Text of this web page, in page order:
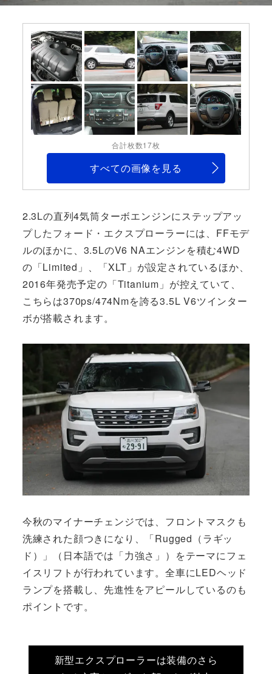
合計枚数17枚
すべての画像を見る
2.3Lの直列4気筒ターボエンジンにステップアッ
プしたフォード・エクスプローラーには、FFモデ
ルのほかに、3.5LのV6 NAエンジンを積む4WD
の「Limited」、「XLT」が設定されているほか、
2016年発売予定の「Titanium」が控えていて、
こちらは370ps/474Nmを誇る3.5L V6ツインター
ボが搭載されます。
今秋のマイナーチェンジでは、フロントマスクも
洗練された顔つきになり、「Rugged（ラギッ
ド）」（日本語では「力強さ」）をテーマにフェ
イスリフトが行われています。全車にLEDヘッド
ランプを搭載し、先進性をアピールしているのも
ポイントです。
新型エクスプローラーは装備のさら